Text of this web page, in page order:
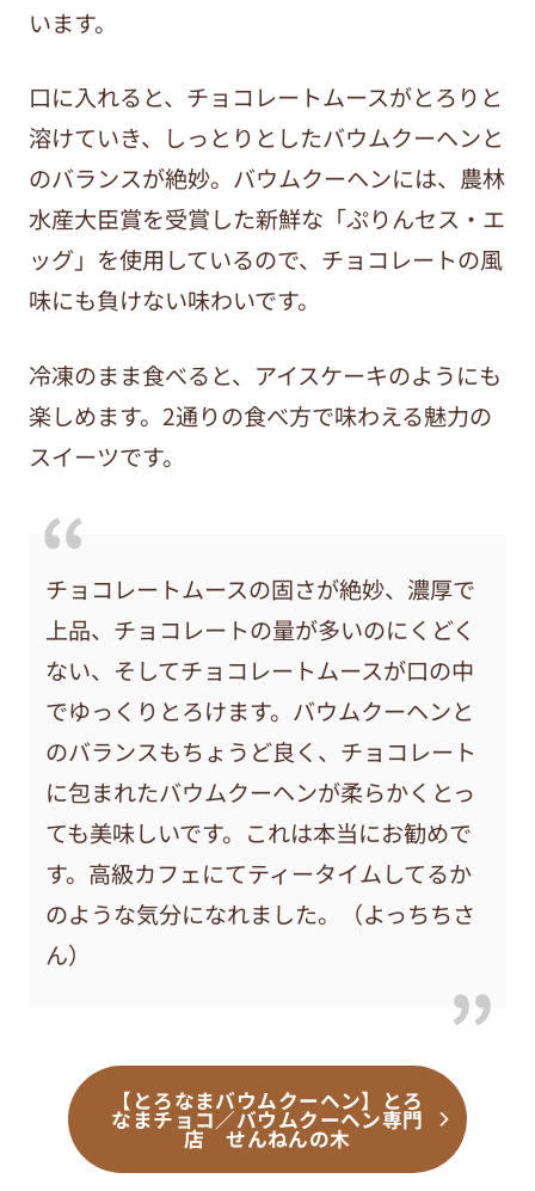
います。
口に入れると、チョコレートムースがとろりと
溶けていき、しっとりとしたバウムクーヘンと
のバランスが絶妙。バウムクーヘンには、農林
水産大臣賞を受賞した新鮮な「ぷりんセス・エ
ッグ」を使用しているので、チョコレートの風
味にも負けない味わいです。
冷凍のまま食べると、アイスケーキのようにも
楽しめます。2通りの食べ方で味わえる魅力の
スイーツです。
チョコレートムースの固さが絶妙、濃厚で
上品、チョコレートの量が多いのにくどく
ない、そしてチョコレートムースが口の中
でゆっくりとろけます。バウムクーヘンと
のバランスもちょうど良く、チョコレート
に包まれたバウムクーヘンが柔らかくとっ
ても美味しいです。これは本当にお勧めで
す。高級カフェにてティータイムしてるか
のような気分になれました。（よっちちさ
ん）
【とろなまバウムクーヘン】とろ
なまチョコ／バウムクーヘン専門
店 せんねんの木